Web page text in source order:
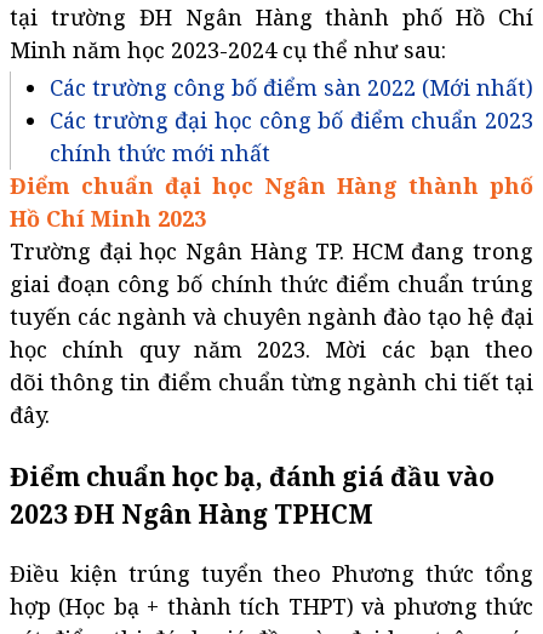
tại trường ĐH Ngân Hàng thành phố Hồ Chí
Minh năm học 2023-2024 cụ thể như sau:
Các trường công bố điểm sàn 2022 (Mới nhất)
Các trường đại học công bố điểm chuẩn 2023
chính thức mới nhất
Điểm chuẩn đại học Ngân Hàng thành phố
Hồ Chí Minh 2023
Trường đại học Ngân Hàng TP. HCM đang trong
giai đoạn công bố chính thức điểm chuẩn trúng
tuyến các ngành và chuyên ngành đào tạo hệ đại
học chính quy năm 2023. Mời các bạn theo
dõi thông tin điểm chuẩn từng ngành chi tiết tại
đây.
Điểm chuẩn học bạ, đánh giá đầu vào
2023 ĐH Ngân Hàng TPHCM
Điều kiện trúng tuyển theo Phương thức tổng
hợp (Học bạ + thành tích THPT) và phương thức